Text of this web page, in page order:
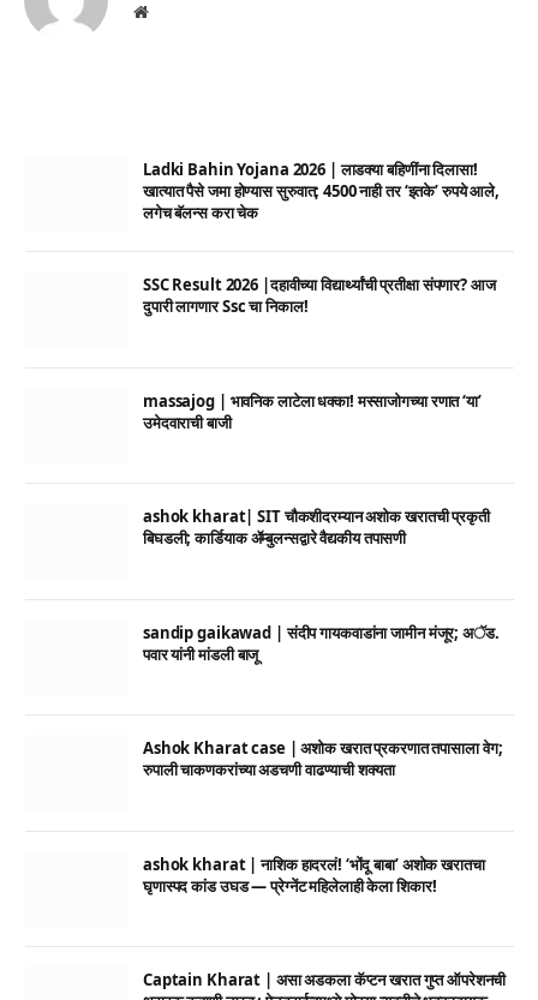
Website
Ladki Bahin Yojana 2026 | लाडक्या बहिणींना दिलासा!
खात्यात पैसे जमा होण्यास सुरुवात; 4500 नाही तर ‘इतके’ रुपये आले,
लगेच बॅलन्स करा चेक
SSC Result 2026 |दहावीच्या विद्यार्थ्यांची प्रतीक्षा संपणार? आज
दुपारी लागणार Ssc चा निकाल!
massajog | भावनिक लाटेला धक्का! मस्साजोगच्या रणात ‘या’
उमेदवाराची बाजी
ashok kharat| SIT चौकशीदरम्यान अशोक खरातची प्रकृती
बिघडली; कार्डियाक ॲम्बुलन्सद्वारे वैद्यकीय तपासणी
sandip gaikawad | संदीप गायकवाडांना जामीन मंजूर; अॅड.
पवार यांनी मांडली बाजू
Ashok Kharat case | अशोक खरात प्रकरणात तपासाला वेग;
रुपाली चाकणकरांच्या अडचणी वाढण्याची शक्यता
ashok kharat | नाशिक हादरलं! ‘भोंदू बाबा’ अशोक खरातचा
घृणास्पद कांड उघड — प्रेग्नेंट महिलेलाही केला शिकार!
Captain Kharat | असा अडकला कॅप्टन खरात गुप्त ऑपरेशनची